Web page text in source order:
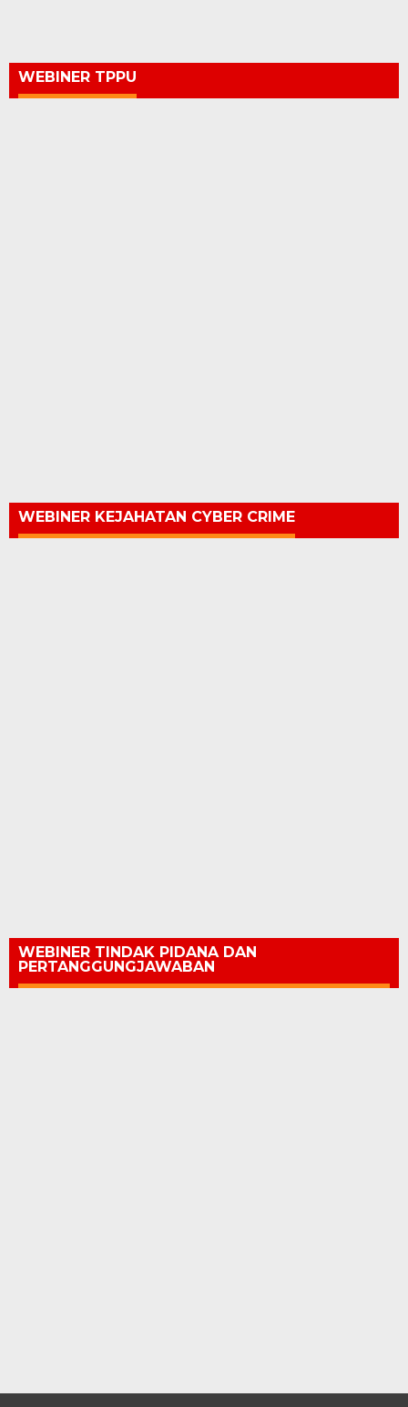
WEBINER TPPU
WEBINER KEJAHATAN CYBER CRIME
WEBINER TINDAK PIDANA DAN
PERTANGGUNGJAWABAN